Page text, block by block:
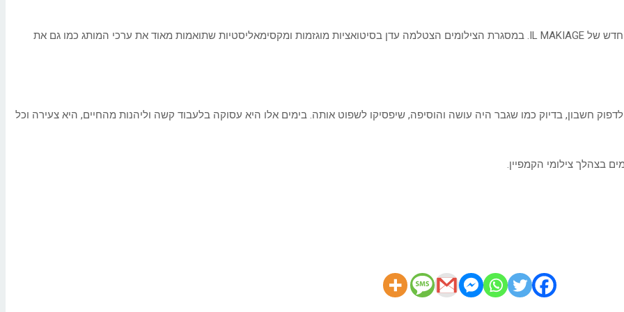
של IL MAKIAGE. במסגרת הצילומים הצטלמה עדן בסיטואציות מוגזמות ומקסימאליסטיות שתואמות מאוד את ערכי המותג כמו גם את
חשבון, בדיוק כמו שגבר היה עושה והוסיפה, שיפסיקו לשפוט אותה. בימים אלו היא עסוקה בלעבוד קשה וליהנות מהחיים, היא צעירה וכל
בצהלך צילומי הקמפיין.